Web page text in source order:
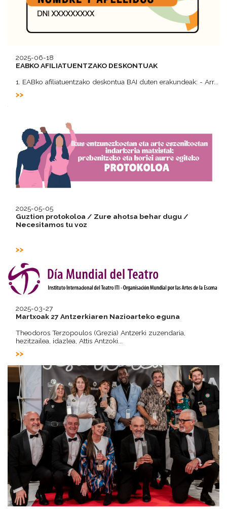
2025-06-18
EABKO AFILIATUENTZAKO DESKONTUAK
1. EABko afiliatuentzako deskontua BAI duten erakundeak: - Arr...
2025-05-05
Guztion protokoloa / Zure ahotsa behar dugu /
Necesitamos tu voz
2025-03-27
Martxoak 27 Antzerkiaren Nazioarteko eguna
Theodoros Terzopoulos (Grezia) Antzerki zuzendaria,
hezitzailea, idazlea, Attis Antzoki...